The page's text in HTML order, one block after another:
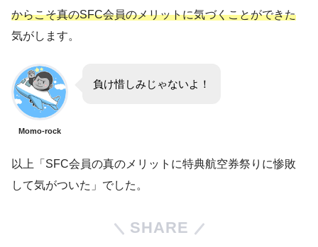
からこそ真のSFC会員のメリットに気づくことができた
気がします。
Momo-rock
負け惜しみじゃないよ！
以上「SFC会員の真のメリットに特典航空券祭りに惨敗
して気がついた」でした。
SHARE